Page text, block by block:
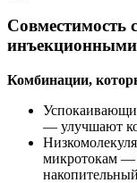
Совместимость
Комбинации,
— улучшают
микротокам —